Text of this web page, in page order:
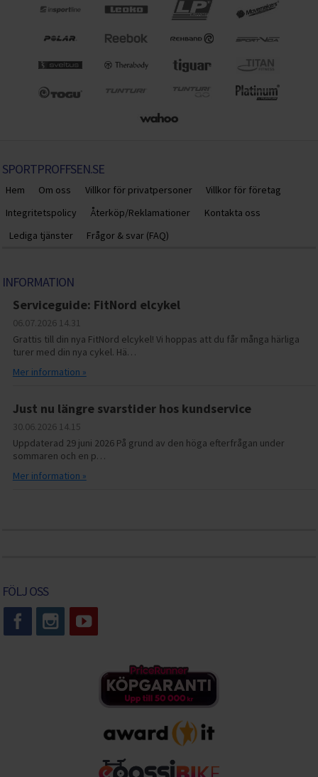
SPORTPROFFSEN.SE
Hem Om oss Villkor för privatpersoner
Villkor för företag
Integritetspolicy
Återköp/Reklamationer
Kontakta oss
Lediga tjänster
Frågor & svar (FAQ)
INFORMATION
Serviceguide: FitNord elcykel
06.07.2026 14.31
Grattis till din nya FitNord elcykel! Vi hoppas att du får många härliga
turer med din nya cykel. Hä…
Mer information »
Just nu längre svarstider hos kundservice
30.06.2026 14.15
Uppdaterad 29 juni 2026 På grund av den höga efterfrågan under
sommaren och en p…
Mer information »
FÖLJ OSS